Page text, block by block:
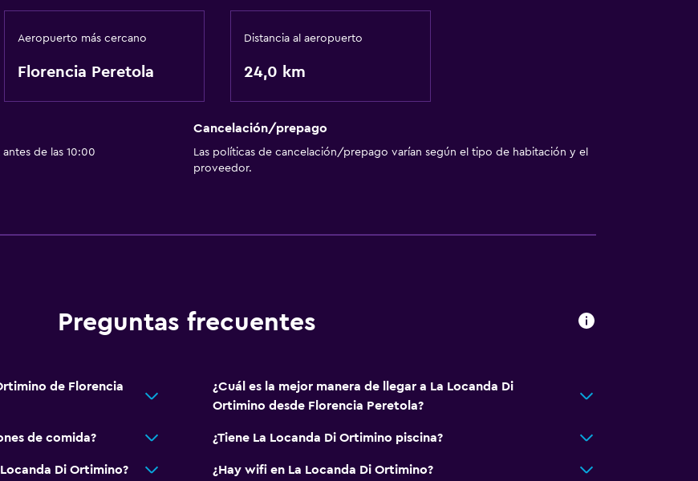
Aeropuerto más cercano
Florencia Peretola
Distancia al aeropuerto
24,0 km
de las 10:00
Cancelación/prepago
Las políticas de cancelación/prepago varían según el tipo de habitación y el
proveedor.
Preguntas frecuentes
de Florencia
¿Cuál es la mejor manera de llegar a La Locanda Di
Ortimino desde Florencia Peretola?
de comida? ¿Tiene La Locanda Di Ortimino piscina?
Di Ortimino? ¿Hay wifi en La Locanda Di Ortimino?